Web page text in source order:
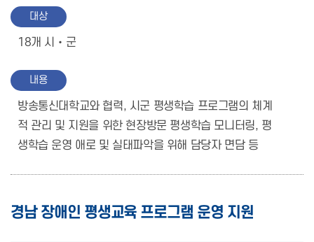
대상
18개 시‧군
내용
방송통신대학교와 협력, 시군 평생학습 프로그램의 체계
적 관리 및 지원을 위한 현장방문 평생학습 모니터링, 평
생학습 운영 애로 및 실태파악을 위해 담당자 면담 등
경남 장애인 평생교육 프로그램 운영 지원